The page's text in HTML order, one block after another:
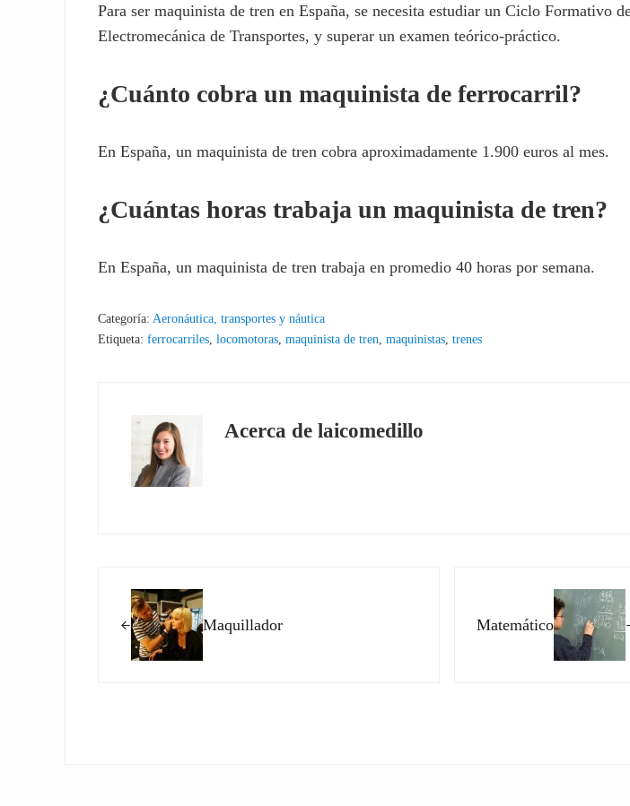
Para ser maquinista de tren en España, se necesita estudiar un Ciclo Formativo
Electromecánica de Transportes, y superar un examen teórico-práctico.
¿Cuánto cobra un maquinista de ferrocarril?
En España, un maquinista de tren cobra aproximadamente 1.900 euros al mes.
¿Cuántas horas trabaja un maquinista de tren?
En España, un maquinista de tren trabaja en promedio 40 horas por semana.
Categoría:Aeronáutica, transportes y náutica
Etiqueta:ferrocarriles,locomotoras,maquinista de tren,maquinistas,trenes
Acerca delaicomedillo
Maquillador Matemático